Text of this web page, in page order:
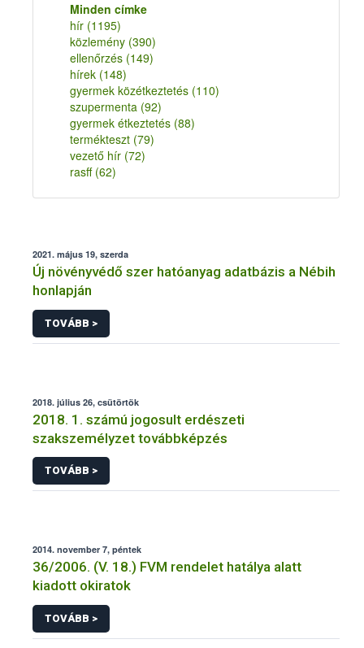
Minden címke
hír (1195)
közlemény (390)
ellenőrzés (149)
hírek (148)
gyermek közétkeztetés (110)
szupermenta (92)
gyermek étkeztetés (88)
termékteszt (79)
vezető hír (72)
rasff (62)
2021. május 19, szerda
Új növényvédő szer hatóanyag adatbázis a Nébih
honlapján
TOVÁBB >
2018. július 26, csütörtök
2018. 1. számú jogosult erdészeti
szakszemélyzet továbbképzés
TOVÁBB >
2014. november 7, péntek
36/2006. (V. 18.) FVM rendelet hatálya alatt
kiadott okiratok
TOVÁBB >